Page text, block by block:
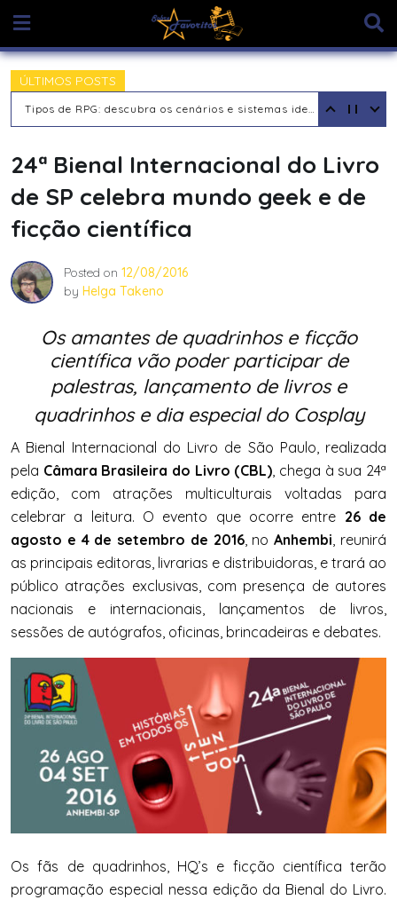
content
ÚLTIMOS POSTS
Tipos de RPG: descubra os cenários e sistemas ideais para sua aventura
24ª Bienal Internacional do Livro
de SP celebra mundo geek e de
ficção científica
Posted on 12/08/2016
by Helga Takeno
Os amantes de quadrinhos e ficção
científica vão poder participar de
palestras, lançamento de livros e
quadrinhos e dia especial do Cosplay
A Bienal Internacional do Livro de São Paulo, realizada
pela Câmara Brasileira do Livro (CBL), chega à sua 24ª
edição, com atrações multiculturais voltadas para
celebrar a leitura. O evento que ocorre entre 26 de
agosto e 4 de setembro de 2016, noAnhembi, reunirá
as principais editoras, livrarias e distribuidoras, e trará ao
público atrações exclusivas, com presença de autores
nacionais e internacionais, lançamentos de livros,
sessões de autógrafos, oficinas, brincadeiras e debates.
Os fãs de quadrinhos, HQ’s e ficção científica terão
programação especial nessa edição da Bienal do Livro.